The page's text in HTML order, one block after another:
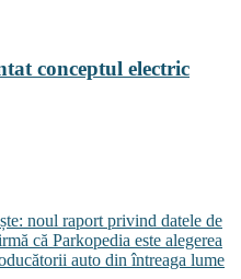
conceptul electric